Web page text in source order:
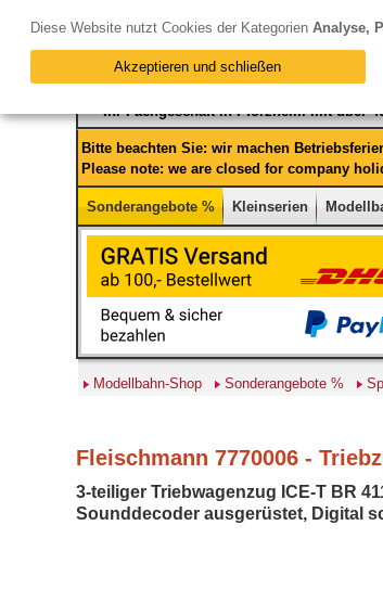
Ihr Fachgeschäft in Pforzheim mit über
Bitte beachten Sie: wir machen
Please note: we are closed for company
Sonderangebote % Kleinserien
Modellbahn-Shop Sonderangebote %
Fleischmann 7770006 -
3-teiliger Triebwagenzug ICE-T BR
Sounddecoder ausgerüstet, Digital
Diese Website nutzt Cookies der Kategorien Analyse,
Akzeptieren und schließen